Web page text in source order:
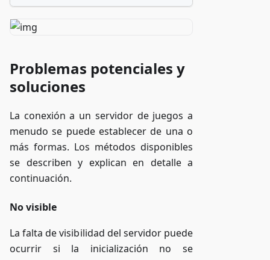
Problemas potenciales y
soluciones
La conexión a un servidor de juegos a
menudo se puede establecer de una o
más formas. Los métodos disponibles
se describen y explican en detalle a
continuación.
No visible
La falta de visibilidad del servidor puede
ocurrir si la inicialización no se